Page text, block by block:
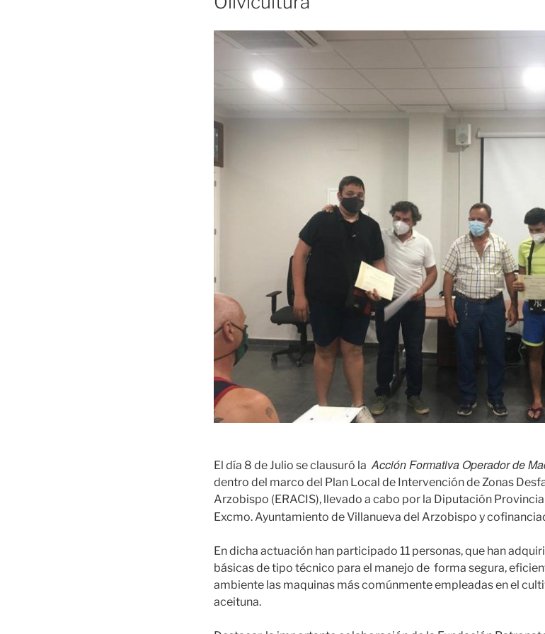
El día 8 de Julio se clausuró la Acción Formativa Operador de
dentro del marco del Plan Local de Intervención de Zonas
Arzobispo (ERACIS), llevado a cabo por la Diputación
Excmo. Ayuntamiento de Villanueva del Arzobispo y
En dicha actuación han participado 11 personas, que han
básicas de tipo técnico para el manejo de forma segura,
ambiente las maquinas más comúnmente empleadas en el
aceituna.